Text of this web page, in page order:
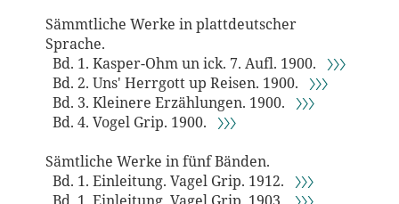
Sämmtliche Werke in plattdeutscher
Sprache.
Bd. 1. Kasper-Ohm un ick. 7. Aufl. 1900. 〉〉〉
Bd. 2. Uns' Herrgott up Reisen. 1900. 〉〉〉
Bd. 3. Kleinere Erzählungen. 1900. 〉〉〉
Bd. 4. Vogel Grip. 1900. 〉〉〉
Sämtliche Werke in fünf Bänden.
Bd. 1. Einleitung. Vagel Grip. 1912. 〉〉〉